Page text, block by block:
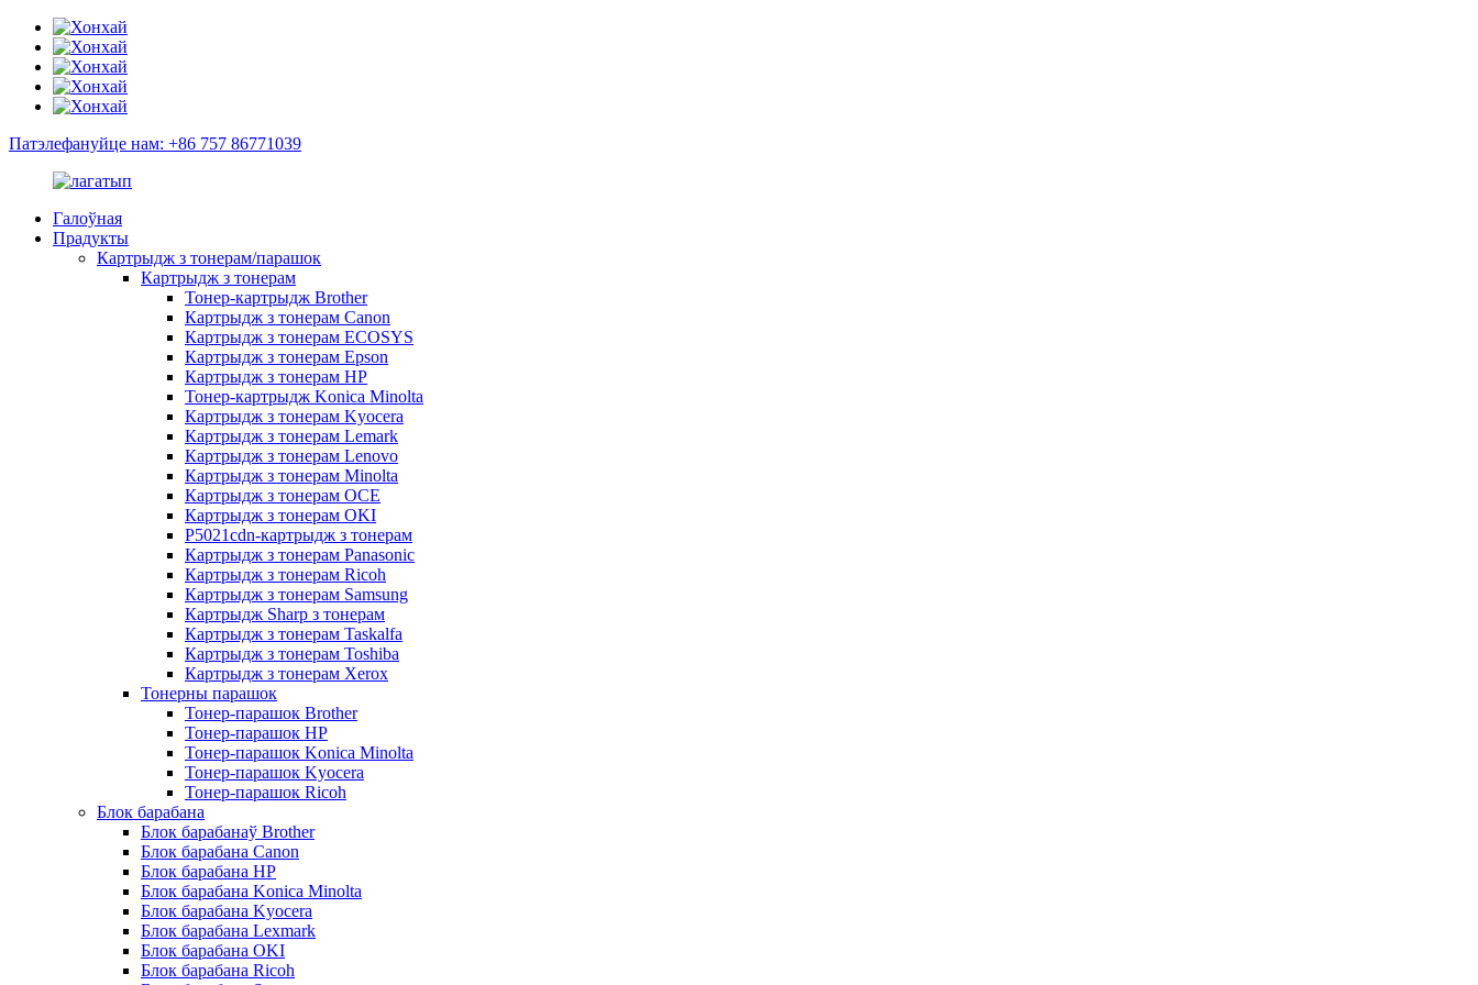
Патэлефануйце нам: +86 757 86771039
Галоўная
Прадукты
Картрыдж з тонерам/парашок
Картрыдж з тонерам
Тонер-картрыдж Brother
Картрыдж з тонерам Canon
Картрыдж з тонерам ECOSYS
Картрыдж з тонерам Epson
Картрыдж з тонерам HP
Тонер-картрыдж Konica Minolta
Картрыдж з тонерам Kyocera
Картрыдж з тонерам Lemark
Картрыдж з тонерам Lenovo
Картрыдж з тонерам Minolta
Картрыдж з тонерам OCE
Картрыдж з тонерам OKI
P5021cdn-картрыдж з тонерам
Картрыдж з тонерам Panasonic
Картрыдж з тонерам Ricoh
Картрыдж з тонерам Samsung
Картрыдж Sharp з тонерам
Картрыдж з тонерам Taskalfa
Картрыдж з тонерам Toshiba
Картрыдж з тонерам Xerox
Тонерны парашок
Тонер-парашок Brother
Тонер-парашок HP
Тонер-парашок Konica Minolta
Тонер-парашок Kyocera
Тонер-парашок Ricoh
Блок барабана
Блок барабанаў Brother
Блок барабана Canon
Блок барабана HP
Блок барабана Konica Minolta
Блок барабана Kyocera
Блок барабана Lexmark
Блок барабана OKI
Блок барабана Ricoh